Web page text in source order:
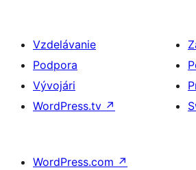
Vzdelávanie
Podpora
Vývojári
WordPress.tv ↗
WordPress.com ↗